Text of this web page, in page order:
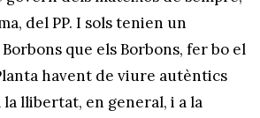
del PP. I sols tenien un
que els Borbons, fer bo el
havent de viure autèntics
llibertat, en general, i a la